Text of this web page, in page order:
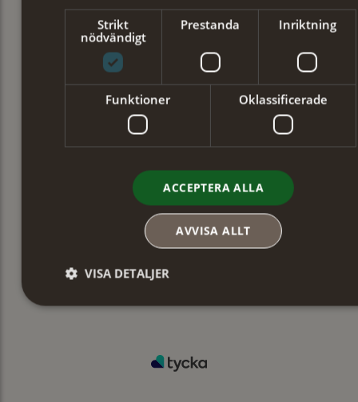
Strikt
nödvändigt
Prestanda Inriktning
Funktioner Oklassificerade
ACCEPTERA ALLA
AVVISA ALLT
VISA DETALJER